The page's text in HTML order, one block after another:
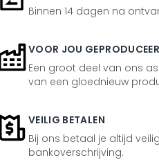
Binnen 14 dagen na
VOOR JOU
Een groot deel van ons
van een gloednieuw
VEILIG BETALEN
Bij ons betaal je altijd
bankoverschrijving.